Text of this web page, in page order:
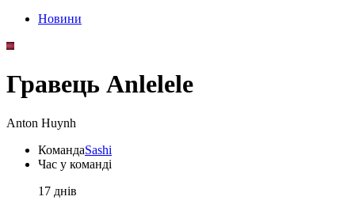
Новини
Гравець Anlelele
Anton Huynh
КомандаSashi
Час у команді
17 днів